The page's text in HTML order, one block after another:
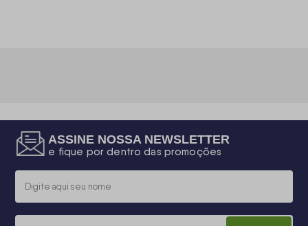
ASSINE NOSSA NEWSLETTER
e fique por dentro das promoções